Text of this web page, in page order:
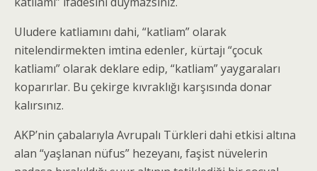
Uludere katliamını dahi, “katliam” olarak
nitelendirmekten imtina edenler, kürtajı “çocuk
katliamı” olarak deklare edip, “katliam” yaygaraları
koparırlar. Bu çekirge kıvraklığı karşısında donar
kalırsınız.
AKP’nin çabalarıyla Avrupalı Türkleri dahi etkisi altına
alan “yaşlanan nüfus” hezeyanı, faşist nüvelerin